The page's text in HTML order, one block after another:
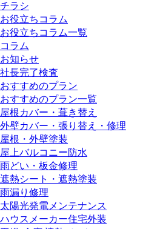
チラシ
お役立ちコラム
お役立ちコラム一覧
コラム
お知らせ
社長完了検査
おすすめのプラン
おすすめのプラン一覧
屋根カバー・葺き替え
外壁カバー・張り替え・修理
屋根・外壁塗装
屋上バルコニー防水
雨どい・板金修理
遮熱シート・遮熱塗装
雨漏り修理
太陽光発電メンテナンス
ハウスメーカー住宅外装